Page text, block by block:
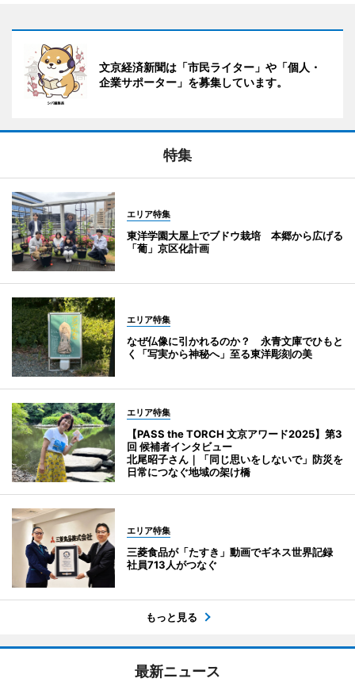
文京経済新聞は「市民ライター」や「個人・
企業サポーター」を募集しています。
特集
エリア特集
東洋学園大屋上でブドウ栽培 本郷から広げる
「葡」京区化計画
エリア特集
なぜ仏像に引かれるのか？ 永青文庫でひもと
く「写実から神秘へ」至る東洋彫刻の美
エリア特集
【PASS the TORCH 文京アワード2025】第3
回 候補者インタビュー
北尾昭子さん｜「同じ思いをしないで」防災を
日常につなぐ地域の架け橋
エリア特集
三菱食品が「たすき」動画でギネス世界記録
社員713人がつなぐ
もっと見る
最新ニュース